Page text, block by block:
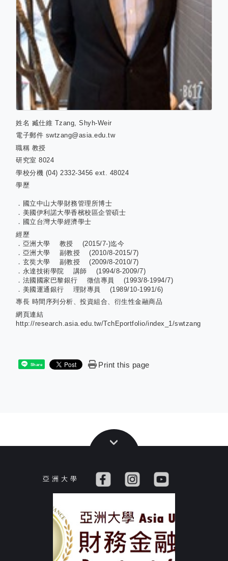
姓名 臧仕維 Tzang, Shyh-Weir
電子郵件 swtzang@asia.edu.tw
職稱 教授
研究室 8024
學校分機 (04) 2332-3456 ext. 48024
學歷
．國立中山大學財務管理所博士
．美國伊利諾大學香檳校區企管碩士
．國立台灣大學經濟學士
經歷
．亞洲大學 教授 (2015/7-)迄今
．亞洲大學 副教授 (2010/8-2015/7)
．玄奘大學 副教授 (2009/8-2010/7)
．永達技術學院 講師 (1994/8-2009/7)
．法國國家巴黎銀行 徵信專員 (1993/8-1994/7)
．美國運通銀行 理財專員 (1989/10-1991/6)
專長 時間序列分析、投資組合、衍生性金融商品
網頁連結
http://research.asia.edu.tw/TchEportfolio/index_1/swtzang
Share Print this page
亞 洲 大 學